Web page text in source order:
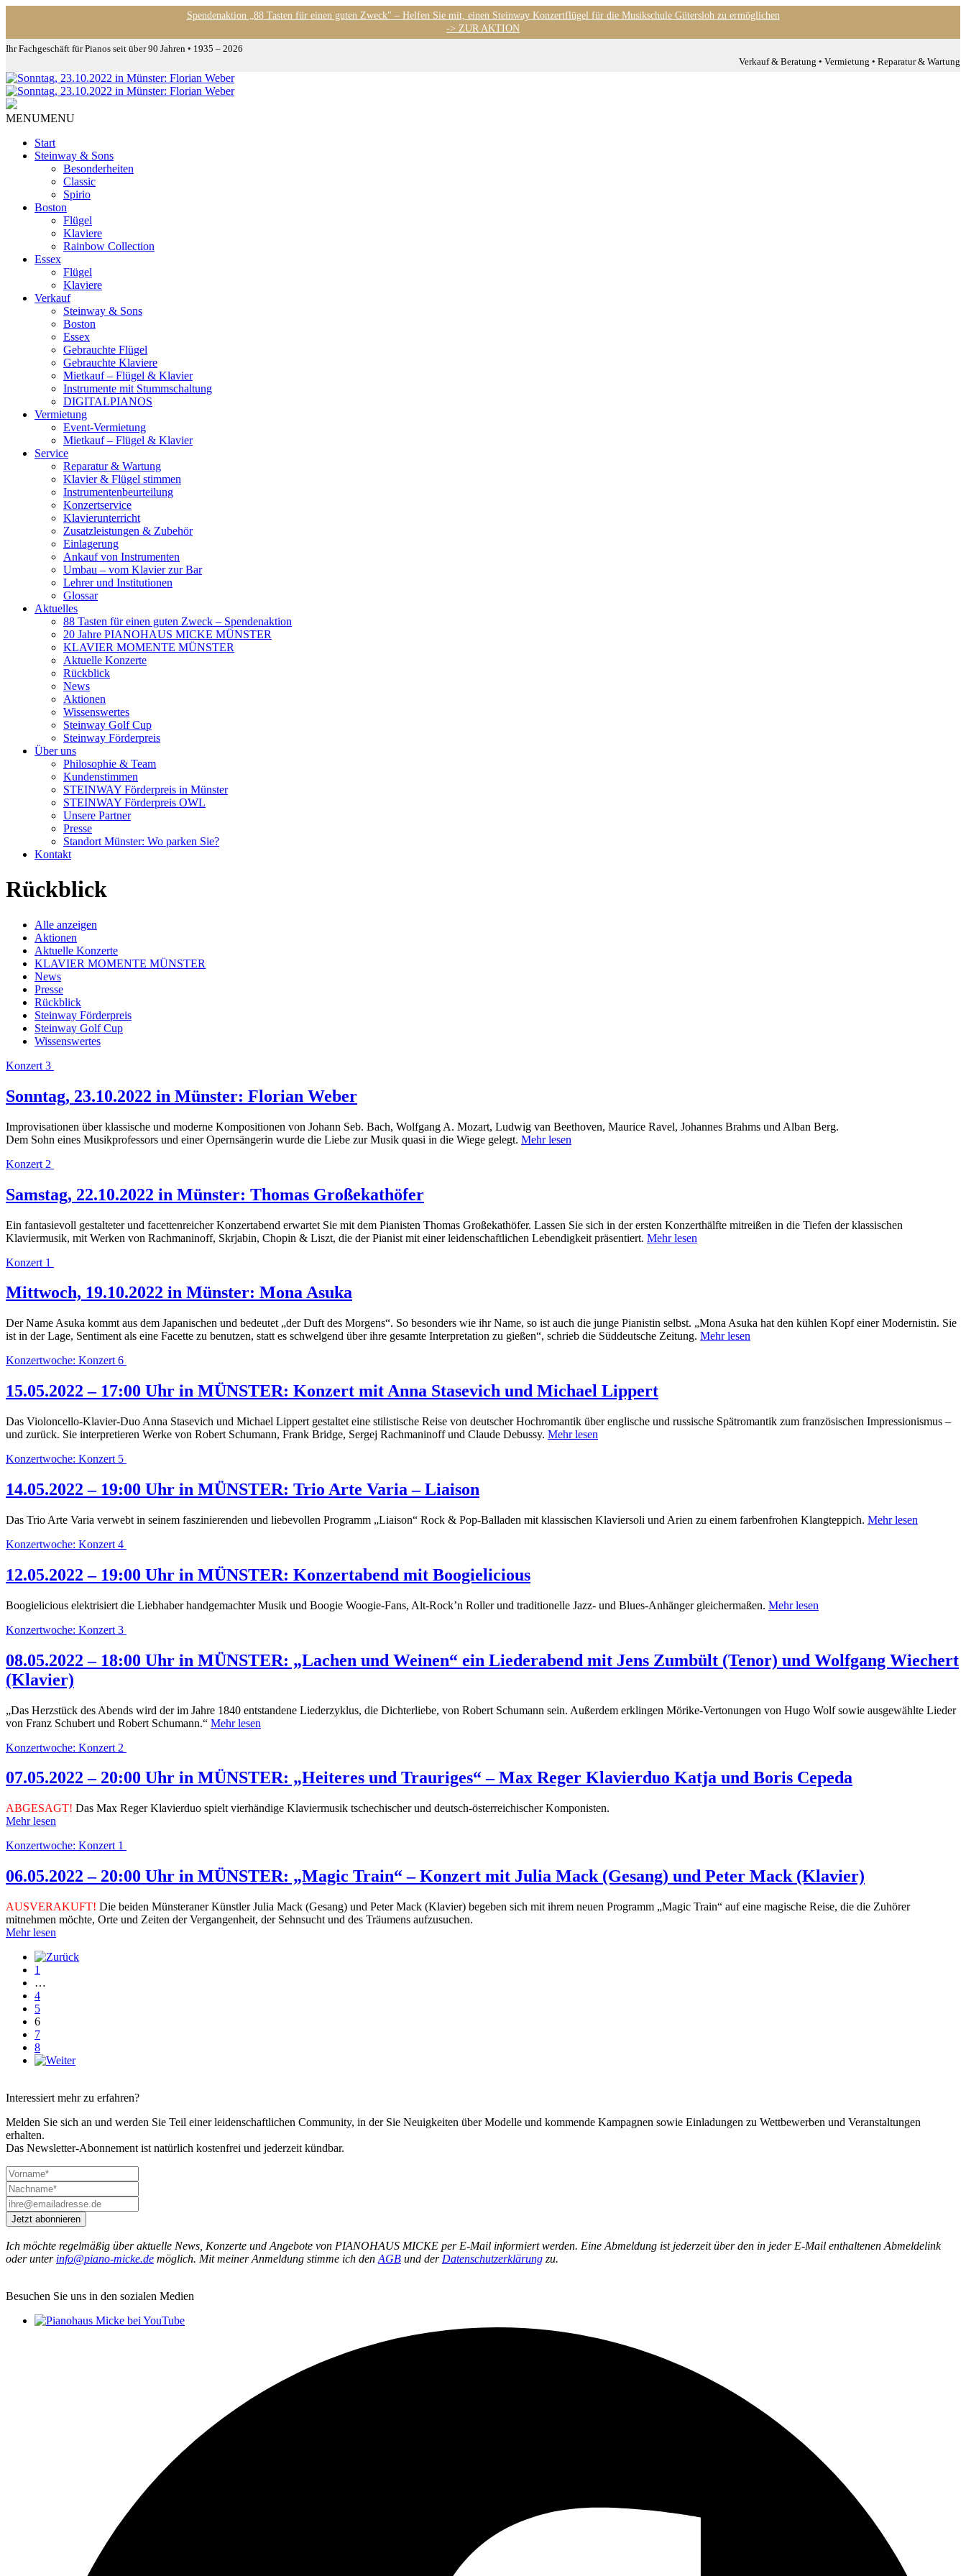
Spendenaktion „88 Tasten für einen guten Zweck" – Helfen Sie mit, einen Steinway Konzertflügel für die Musikschule Gütersloh zu ermöglichen
-> ZUR AKTION
Ihr Fachgeschäft für Pianos seit über 90 Jahren • 1935 – 2026
Verkauf & Beratung • Vermietung • Reparatur & Wartung
MENUMENU
Start
Steinway & Sons
Besonderheiten
Classic
Spirio
Boston
Flügel
Klaviere
Rainbow Collection
Essex
Flügel
Klaviere
Verkauf
Steinway & Sons
Boston
Essex
Gebrauchte Flügel
Gebrauchte Klaviere
Mietkauf – Flügel & Klavier
Instrumente mit Stummschaltung
DIGITALPIANOS
Vermietung
Event-Vermietung
Mietkauf – Flügel & Klavier
Service
Reparatur & Wartung
Klavier & Flügel stimmen
Instrumentenbeurteilung
Konzertservice
Klavierunterricht
Zusatzleistungen & Zubehör
Einlagerung
Ankauf von Instrumenten
Umbau – vom Klavier zur Bar
Lehrer und Institutionen
Glossar
Aktuelles
88 Tasten für einen guten Zweck – Spendenaktion
20 Jahre PIANOHAUS MICKE MÜNSTER
KLAVIER MOMENTE MÜNSTER
Aktuelle Konzerte
Rückblick
News
Aktionen
Wissenswertes
Steinway Golf Cup
Steinway Förderpreis
Über uns
Philosophie & Team
Kundenstimmen
STEINWAY Förderpreis in Münster
STEINWAY Förderpreis OWL
Unsere Partner
Presse
Standort Münster: Wo parken Sie?
Kontakt
Rückblick
Alle anzeigen
Aktionen
Aktuelle Konzerte
KLAVIER MOMENTE MÜNSTER
News
Presse
Rückblick
Steinway Förderpreis
Steinway Golf Cup
Wissenswertes
Konzert 3
Sonntag, 23.10.2022 in Münster: Florian Weber
Improvisationen über klassische und moderne Kompositionen von Johann Seb. Bach, Wolfgang A. Mozart, Ludwig van Beethoven, Maurice Ravel, Johannes Brahms und Alban Berg.
Dem Sohn eines Musikprofessors und einer Opernsängerin wurde die Liebe zur Musik quasi in die Wiege gelegt. Mehr lesen
Konzert 2
Samstag, 22.10.2022 in Münster: Thomas Großekathöfer
Ein fantasievoll gestalteter und facettenreicher Konzertabend erwartet Sie mit dem Pianisten Thomas Großekathöfer. Lassen Sie sich in der ersten Konzerthälfte mitreißen in die Tiefen der klassischen
Klaviermusik, mit Werken von Rachmaninoff, Skrjabin, Chopin & Liszt, die der Pianist mit einer leidenschaftlichen Lebendigkeit präsentiert. Mehr lesen
Konzert 1
Mittwoch, 19.10.2022 in Münster: Mona Asuka
Der Name Asuka kommt aus dem Japanischen und bedeutet „der Duft des Morgens“. So besonders wie ihr Name, so ist auch die junge Pianistin selbst. „Mona Asuka hat den kühlen Kopf einer Modernistin. Sie
ist in der Lage, Sentiment als eine Facette zu benutzen, statt es schwelgend über ihre gesamte Interpretation zu gießen“, schrieb die Süddeutsche Zeitung. Mehr lesen
Konzertwoche: Konzert 6
15.05.2022 – 17:00 Uhr in MÜNSTER: Konzert mit Anna Stasevich und Michael Lippert
Das Violoncello-Klavier-Duo Anna Stasevich und Michael Lippert gestaltet eine stilistische Reise von deutscher Hochromantik über englische und russische Spätromantik zum französischen Impressionismus –
und zurück. Sie interpretieren Werke von Robert Schumann, Frank Bridge, Sergej Rachmaninoff und Claude Debussy. Mehr lesen
Konzertwoche: Konzert 5
14.05.2022 – 19:00 Uhr in MÜNSTER: Trio Arte Varia – Liaison
Das Trio Arte Varia verwebt in seinem faszinierenden und liebevollen Programm „Liaison“ Rock & Pop-Balladen mit klassischen Klaviersoli und Arien zu einem farbenfrohen Klangteppich. Mehr lesen
Konzertwoche: Konzert 4
12.05.2022 – 19:00 Uhr in MÜNSTER: Konzertabend mit Boogielicious
Boogielicious elektrisiert die Liebhaber handgemachter Musik und Boogie Woogie-Fans, Alt-Rock’n Roller und traditionelle Jazz- und Blues-Anhänger gleichermaßen. Mehr lesen
Konzertwoche: Konzert 3
08.05.2022 – 18:00 Uhr in MÜNSTER: „Lachen und Weinen“ ein Liederabend mit Jens Zumbült (Tenor) und Wolfgang Wiechert
(Klavier)
„Das Herzstück des Abends wird der im Jahre 1840 entstandene Liederzyklus, die Dichterliebe, von Robert Schumann sein. Außerdem erklingen Mörike-Vertonungen von Hugo Wolf sowie ausgewählte Lieder
von Franz Schubert und Robert Schumann.“ Mehr lesen
Konzertwoche: Konzert 2
07.05.2022 – 20:00 Uhr in MÜNSTER: „Heiteres und Trauriges“ – Max Reger Klavierduo Katja und Boris Cepeda
ABGESAGT! Das Max Reger Klavierduo spielt vierhändige Klaviermusik tschechischer und deutsch-österreichischer Komponisten.
Mehr lesen
Konzertwoche: Konzert 1
06.05.2022 – 20:00 Uhr in MÜNSTER: „Magic Train“ – Konzert mit Julia Mack (Gesang) und Peter Mack (Klavier)
AUSVERAKUFT! Die beiden Münsteraner Künstler Julia Mack (Gesang) und Peter Mack (Klavier) begeben sich mit ihrem neuen Programm „Magic Train“ auf eine magische Reise, die die Zuhörer
mitnehmen möchte, Orte und Zeiten der Vergangenheit, der Sehnsucht und des Träumens aufzusuchen.
Mehr lesen
1
…
4
5
6
7
8
Interessiert mehr zu erfahren?
Melden Sie sich an und werden Sie Teil einer leidenschaftlichen Community, in der Sie Neuigkeiten über Modelle und kommende Kampagnen sowie Einladungen zu Wettbewerben und Veranstaltungen
erhalten.
Das Newsletter-Abonnement ist natürlich kostenfrei und jederzeit kündbar.
Jetzt abonnieren
Ich möchte regelmäßig über aktuelle News, Konzerte und Angebote von PIANOHAUS MICKE per E-Mail informiert werden. Eine Abmeldung ist jederzeit über den in jeder E-Mail enthaltenen Abmeldelink
oder unter info@piano-micke.de möglich. Mit meiner Anmeldung stimme ich den AGB und der Datenschutzerklärung zu.
Besuchen Sie uns in den sozialen Medien